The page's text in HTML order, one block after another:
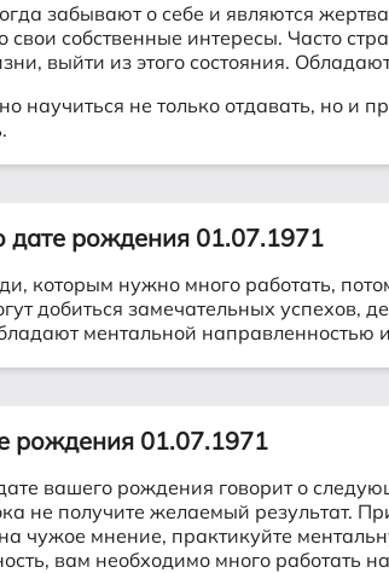
забывают о себе и являются
собственные интересы. Часто
выйти из этого состояния.
научиться не только отдавать, но и
дате рождения 01.07.1971
которым нужно много работать,
добиться замечательных успехов,
ментальной
рождения 01.07.1971
вашего рождения говорит о
не получите желаемый результат.
чужое мнение, практикуйте
вам необходимо много работать